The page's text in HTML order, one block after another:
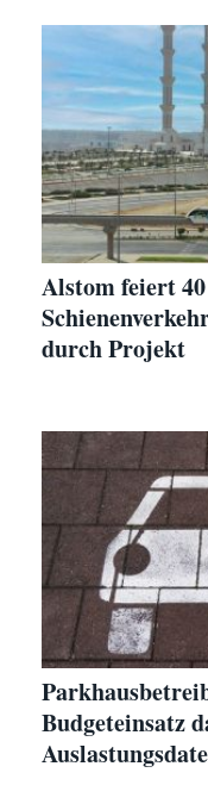
Alstom feiert
durch Projekt
Budgeteinsatz